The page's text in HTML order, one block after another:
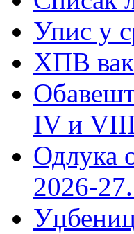
Упис у
ХПВ
IV и VIII
Одлука
2026-